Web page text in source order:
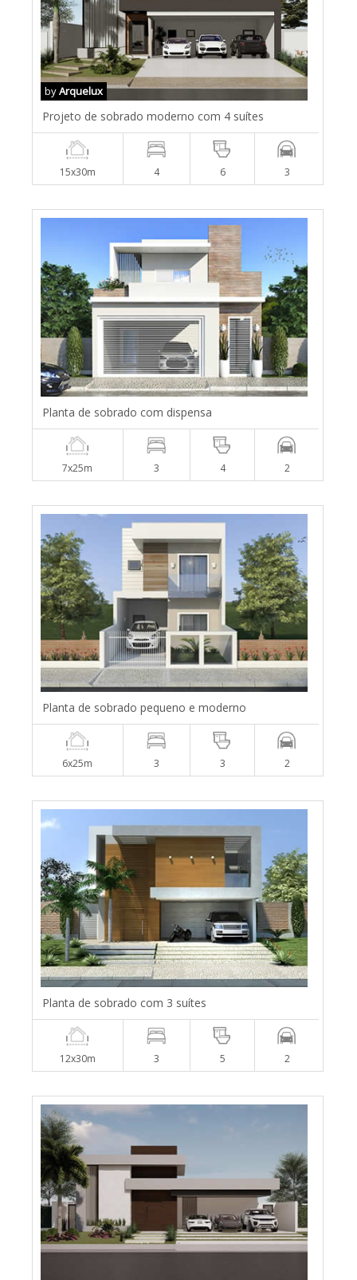
byArquelux
Projeto de sobrado moderno com 4 suítes
15x30m 4 6 3
Planta de sobrado com dispensa
7x25m 3 4 2
Planta de sobrado pequeno e moderno
6x25m 3 3 2
Planta de sobrado com 3 suítes
12x30m 3 5 2